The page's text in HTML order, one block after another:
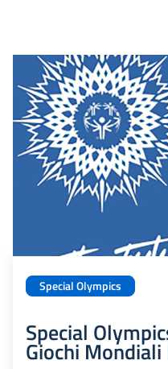
Special Olympics
Special
Giochi